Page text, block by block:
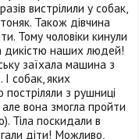
вистрілили у собак,
Також дівчина
Тому чоловіки кинули
дикістю наших людей!
заїхала машина з
собак, яких
постріляли з рушниці
вона змогла пройти
Тіла поскидали в
діти! Можливо,